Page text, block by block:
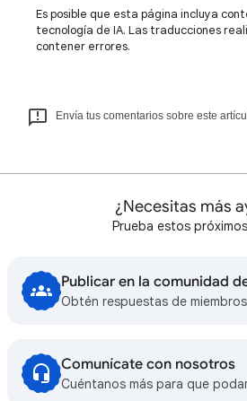
Es posible que esta página incluya
tecnología de IA. Las traducciones
contener errores.
Envía tus comentarios sobre este
¿Necesitas más
Prueba estos
Publicar en la comunidad
Obtén respuestas de
Comunícate con nosotros
Cuéntanos más para que